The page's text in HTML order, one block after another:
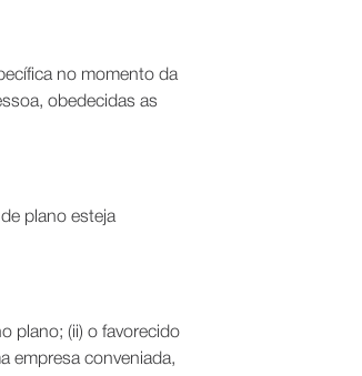
no momento da
obedecidas as
plano esteja
plano; (ii) o favorecido
empresa conveniada,